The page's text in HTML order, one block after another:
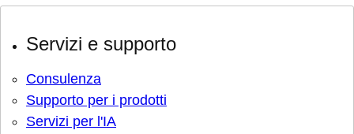
Servizi e supporto
Consulenza
Supporto per i prodotti
Servizi per l'IA